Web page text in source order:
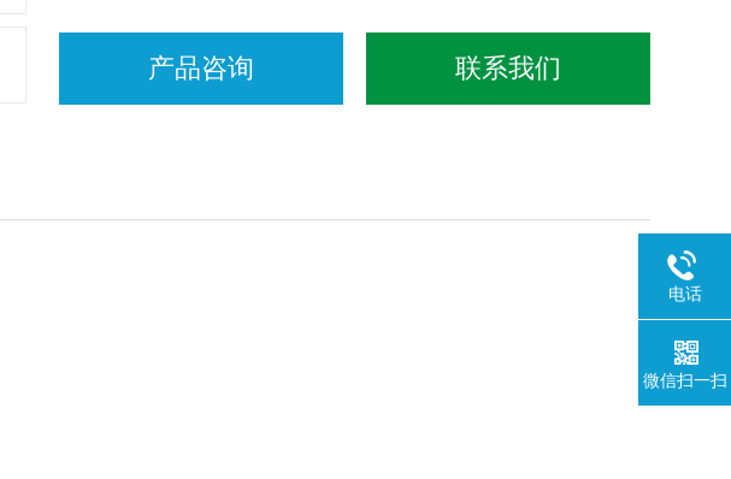
产品咨询 联系我们
电话
微信扫一扫